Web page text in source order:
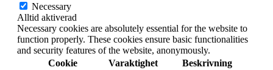
Necessary
Alltid aktiverad
Necessary cookies are absolutely essential for the website to
function properly. These cookies ensure basic functionalities
and security features of the website, anonymously.
Cookie
Varaktighet Beskrivning